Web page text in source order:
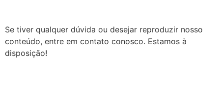
Se tiver qualquer dúvida ou desejar reproduzir nosso
conteúdo, entre em contato conosco. Estamos à
disposição!